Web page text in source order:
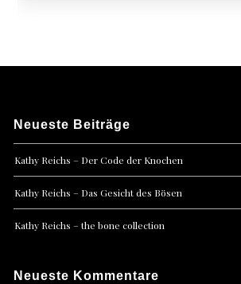
Neueste Beiträge
Kathy Reichs – Der Code der Knochen
Kathy Reichs – Das Gesicht des Bösen
Kathy Reichs – the bone collection
Neueste Kommentare